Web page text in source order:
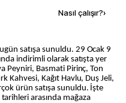
Nasıl çalışır?›
indirimli olarak satışta yer
Peyniri, Basmati Pirinç, Ton
Kahvesi, Kağıt Havlu, Duş Jeli,
ürün satışa sunuldu. İşte
arasında mağaza